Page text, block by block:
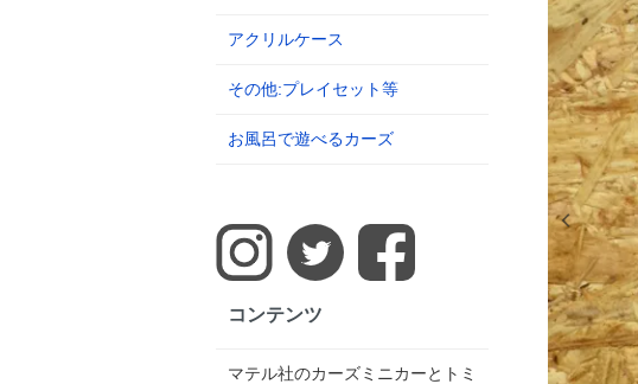
アクリルケース
その他:プレイセット等
お風呂で遊べるカーズ
コンテンツ
マテル社のカーズミニカーとトミ